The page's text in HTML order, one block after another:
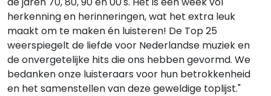
herkenning en herinneringen, wat het extra leuk
maakt om te maken én luisteren! De Top 25
weerspiegelt de liefde voor Nederlandse muziek en
de onvergetelijke hits die ons hebben gevormd. We
bedanken onze luisteraars voor hun betrokkenheid
en het samenstellen van deze geweldige toplijst."